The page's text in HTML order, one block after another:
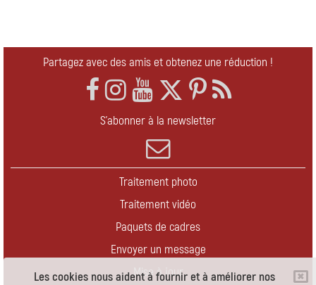
Les cookies nous aident à fournir et à améliorer nos
Partagez avec des amis et obtenez une réduction !
S'abonner à la newsletter
Traitement photo
Traitement vidéo
Paquets de cadres
Envoyer un message
Mise à jour